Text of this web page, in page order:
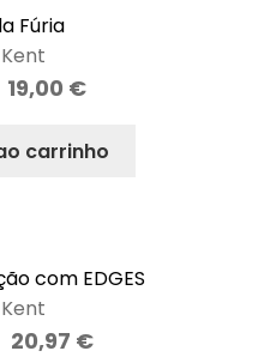
Fúria
19,00 €
carrinho
com EDGES
20,97 €